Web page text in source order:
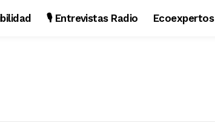
🎙️ Entrevistas Radio Ecoexpertos